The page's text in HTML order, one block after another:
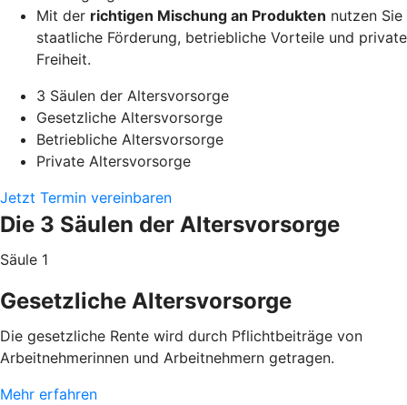
Mit der richtigen Mischung an Produkten nutzen Sie
staatliche Förderung, betriebliche Vorteile und private
Freiheit.
3 Säulen der Altersvorsorge
Gesetzliche Altersvorsorge
Betriebliche Altersvorsorge
Private Altersvorsorge
Jetzt Termin vereinbaren
Die 3 Säulen der Altersvorsorge
Säule 1
Gesetzliche Altersvorsorge
Die gesetzliche Rente wird durch Pflichtbeiträge von
Arbeitnehmerinnen und Arbeitnehmern getragen.
Mehr erfahren